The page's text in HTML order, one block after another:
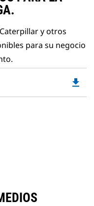
y otros
para su negocio
file_download